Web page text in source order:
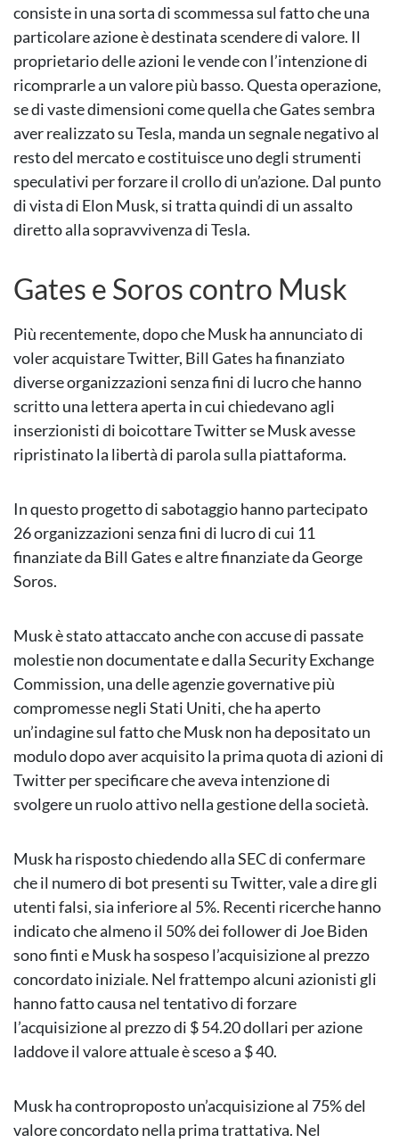
consiste in una sorta di scommessa sul fatto che una
particolare azione è destinata scendere di valore. Il
proprietario delle azioni le vende con l’intenzione di
ricomprarle a un valore più basso. Questa operazione,
se di vaste dimensioni come quella che Gates sembra
aver realizzato su Tesla, manda un segnale negativo al
resto del mercato e costituisce uno degli strumenti
speculativi per forzare il crollo di un’azione. Dal punto
di vista di Elon Musk, si tratta quindi di un assalto
diretto alla sopravvivenza di Tesla.
Gates e Soros contro Musk
Più recentemente, dopo che Musk ha annunciato di
voler acquistare Twitter, Bill Gates ha finanziato
diverse organizzazioni senza fini di lucro che hanno
scritto una lettera aperta in cui chiedevano agli
inserzionisti di boicottare Twitter se Musk avesse
ripristinato la libertà di parola sulla piattaforma.
In questo progetto di sabotaggio hanno partecipato
26 organizzazioni senza fini di lucro di cui 11
finanziate da Bill Gates e altre finanziate da George
Soros.
Musk è stato attaccato anche con accuse di passate
molestie non documentate e dalla Security Exchange
Commission, una delle agenzie governative più
compromesse negli Stati Uniti, che ha aperto
un’indagine sul fatto che Musk non ha depositato un
modulo dopo aver acquisito la prima quota di azioni di
Twitter per specificare che aveva intenzione di
svolgere un ruolo attivo nella gestione della società.
Musk ha risposto chiedendo alla SEC di confermare
che il numero di bot presenti su Twitter, vale a dire gli
utenti falsi, sia inferiore al 5%. Recenti ricerche hanno
indicato che almeno il 50% dei follower di Joe Biden
sono finti e Musk ha sospeso l’acquisizione al prezzo
concordato iniziale. Nel frattempo alcuni azionisti gli
hanno fatto causa nel tentativo di forzare
l’acquisizione al prezzo di $ 54.20 dollari per azione
laddove il valore attuale è sceso a $ 40.
Musk ha controproposto un’acquisizione al 75% del
valore concordato nella prima trattativa. Nel